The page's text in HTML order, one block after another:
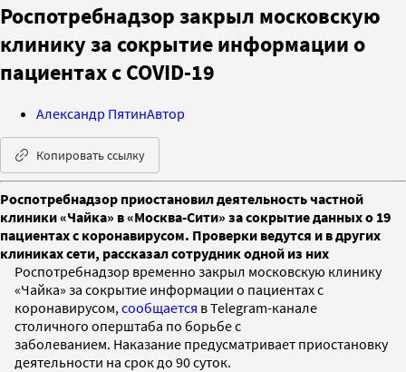
Роспотребнадзор закрыл московскую
клинику за сокрытие информации о
пациентах с COVID-19
Александр ПятинАвтор
Копировать ссылку
Роспотребнадзор приостановил деятельность частной
клиники «Чайка» в «Москва-Сити» за сокрытие данных о 19
пациентах с коронавирусом. Проверки ведутся и в других
клиниках сети, рассказал сотрудник одной из них
Роспотребнадзор временно закрыл московскую клинику
«Чайка» за сокрытие информации о пациентах с
коронавирусом, сообщается в Telegram-канале
столичного оперштаба по борьбе с
заболеванием. Наказание предусматривает приостановку
деятельности на срок до 90 суток.